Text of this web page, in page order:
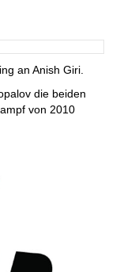
an Anish Giri.
die beiden
von 2010